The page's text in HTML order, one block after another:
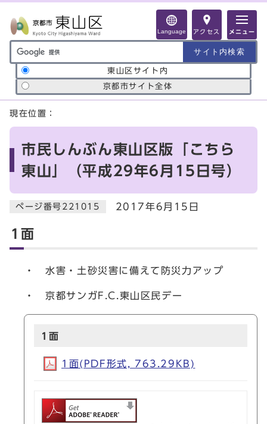
Language アクセス メニュー
サイト内検索の範囲
東山区サイト内
京都市サイト全体
ここから本文です
現在位置：
市民しんぶん東山区版「こちら
東山」（平成29年6月15日号）
ページ番号221015 2017年6月15日
1面
・ 水害・土砂災害に備えて防災力アップ
・ 京都サンガF.C.東山区民デー
1面
1面(PDF形式, 763.29KB)